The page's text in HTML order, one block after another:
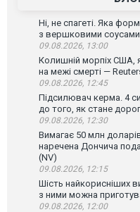
Ні, не спагеті. Яка
з вершковими соусами
09.08.2026, 13:00
Колишній морпіх США,
на межі смерті —
09.08.2026, 12:45
Підсилювач керма. 4
до того, як стане
09.08.2026, 12:30
Вимагає 50 млн
наречена Дончича
(NV)
09.08.2026, 12:15
Шість найкорисніших
з ними можна
09.08.2026, 12:00